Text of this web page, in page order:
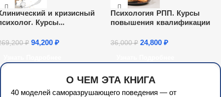
и кризисный
Курсы
₽ 94,200 ₽
Психология РПП. Курсы
повышения квалификации
36,000₽ 24,800 ₽
О ЧЕМ ЭТА КНИГА
40 моделей саморазрушающего поведения — от